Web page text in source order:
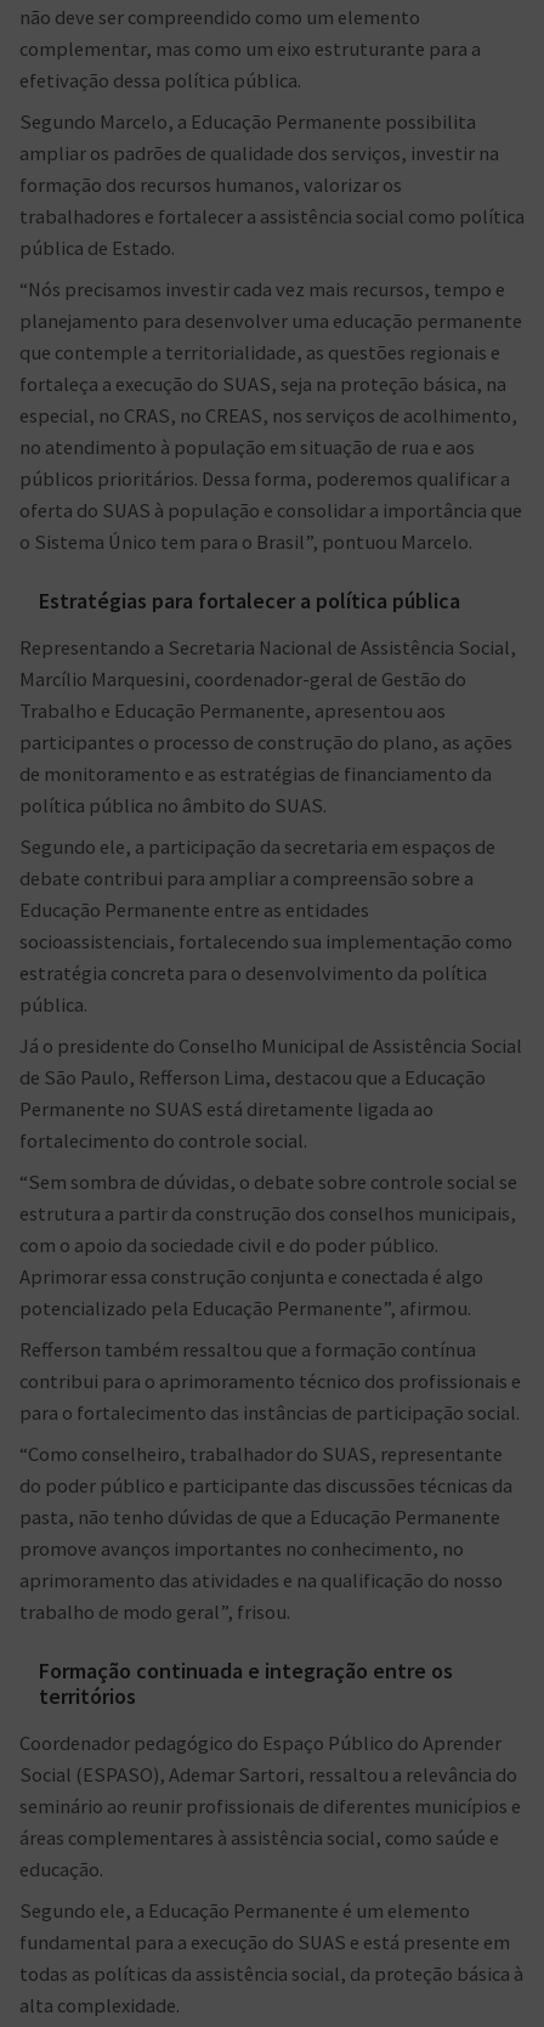
não deve ser compreendido como um elemento
complementar, mas como um eixo estruturante para a
efetivação dessa política pública.
Segundo Marcelo, a Educação Permanente possibilita
ampliar os padrões de qualidade dos serviços, investir na
formação dos recursos humanos, valorizar os
trabalhadores e fortalecer a assistência social como política
pública de Estado.
“Nós precisamos investir cada vez mais recursos, tempo e
planejamento para desenvolver uma educação permanente
que contemple a territorialidade, as questões regionais e
fortaleça a execução do SUAS, seja na proteção básica, na
especial, no CRAS, no CREAS, nos serviços de acolhimento,
no atendimento à população em situação de rua e aos
públicos prioritários. Dessa forma, poderemos qualificar a
oferta do SUAS à população e consolidar a importância que
o Sistema Único tem para o Brasil”, pontuou Marcelo.
Estratégias para fortalecer a política pública
Representando a Secretaria Nacional de Assistência Social,
Marcílio Marquesini, coordenador-geral de Gestão do
Trabalho e Educação Permanente, apresentou aos
participantes o processo de construção do plano, as ações
de monitoramento e as estratégias de financiamento da
política pública no âmbito do SUAS.
Segundo ele, a participação da secretaria em espaços de
debate contribui para ampliar a compreensão sobre a
Educação Permanente entre as entidades
socioassistenciais, fortalecendo sua implementação como
estratégia concreta para o desenvolvimento da política
pública.
Já o presidente do Conselho Municipal de Assistência Social
de São Paulo, Refferson Lima, destacou que a Educação
Permanente no SUAS está diretamente ligada ao
fortalecimento do controle social.
“Sem sombra de dúvidas, o debate sobre controle social se
estrutura a partir da construção dos conselhos municipais,
com o apoio da sociedade civil e do poder público.
Aprimorar essa construção conjunta e conectada é algo
potencializado pela Educação Permanente”, afirmou.
Refferson também ressaltou que a formação contínua
contribui para o aprimoramento técnico dos profissionais e
para o fortalecimento das instâncias de participação social.
“Como conselheiro, trabalhador do SUAS, representante
do poder público e participante das discussões técnicas da
pasta, não tenho dúvidas de que a Educação Permanente
promove avanços importantes no conhecimento, no
aprimoramento das atividades e na qualificação do nosso
trabalho de modo geral”, frisou.
Formação continuada e integração entre os
territórios
Coordenador pedagógico do Espaço Público do Aprender
Social (ESPASO), Ademar Sartori, ressaltou a relevância do
seminário ao reunir profissionais de diferentes municípios e
áreas complementares à assistência social, como saúde e
educação.
Segundo ele, a Educação Permanente é um elemento
fundamental para a execução do SUAS e está presente em
todas as políticas da assistência social, da proteção básica à
alta complexidade.